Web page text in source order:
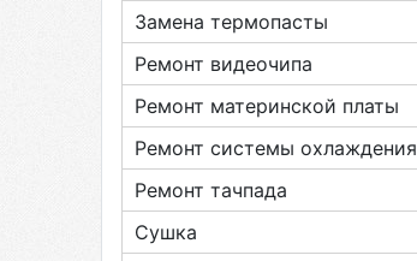
Замена термопасты
Ремонт видеочипа
Ремонт материнской платы
Ремонт системы охлаждения
Ремонт тачпада
Сушка